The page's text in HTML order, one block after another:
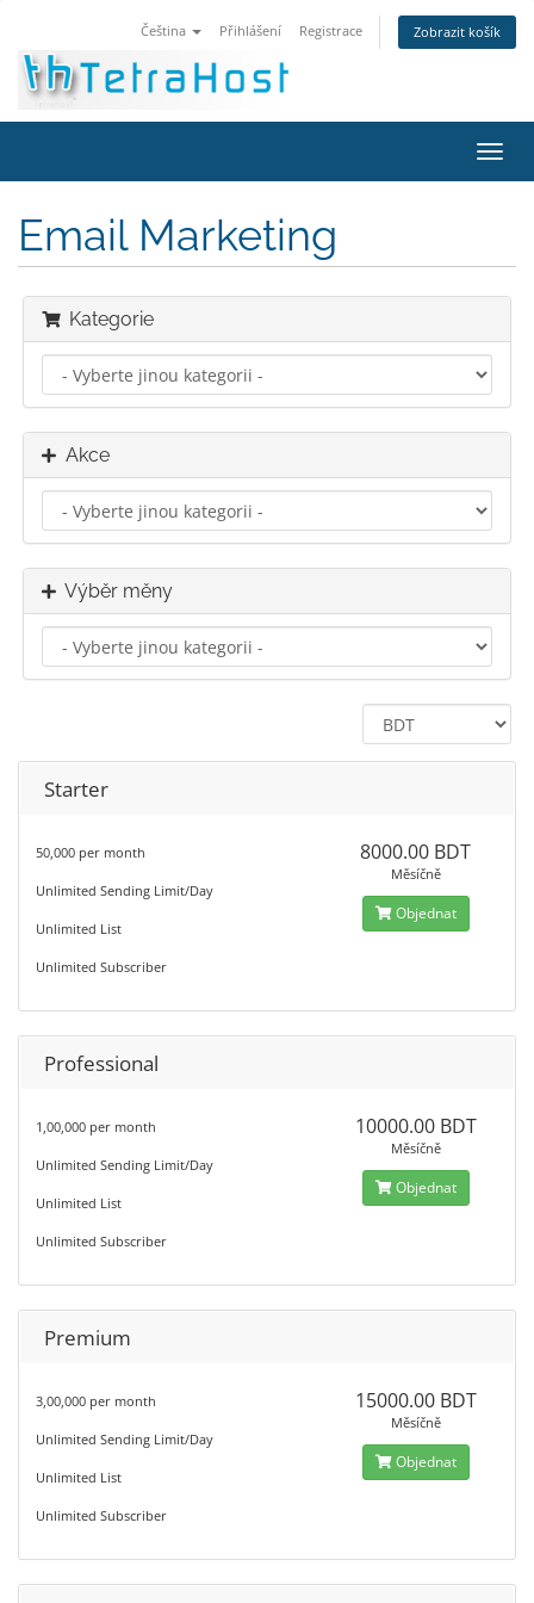
Čeština Přihlášení Registrace Zobrazit košík
Email Marketing
Kategorie
Akce
Výběr měny
Starter
50,000 per month
Unlimited Sending Limit/Day
Unlimited List
Unlimited Subscriber
8000.00 BDT
Měsíčně
Objednat
Professional
1,00,000 per month
Unlimited Sending Limit/Day
Unlimited List
Unlimited Subscriber
10000.00 BDT
Měsíčně
Objednat
Premium
3,00,000 per month
Unlimited Sending Limit/Day
Unlimited List
Unlimited Subscriber
15000.00 BDT
Měsíčně
Objednat